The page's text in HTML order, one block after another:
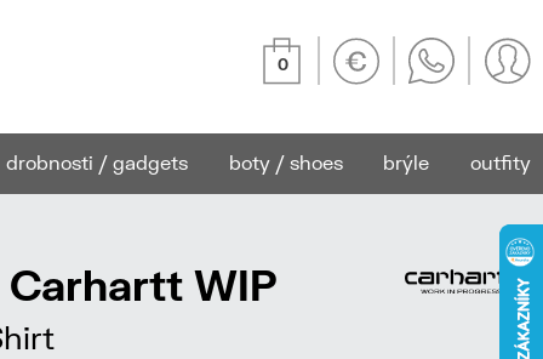
0
drobnosti / gadgets boty / shoes brýle outfity
WIP